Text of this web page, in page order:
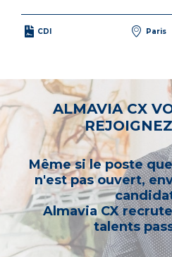
CDI Paris
ALMAVIA CX
Même si le poste
n'est pas ouvert,
Almavia CX
talents